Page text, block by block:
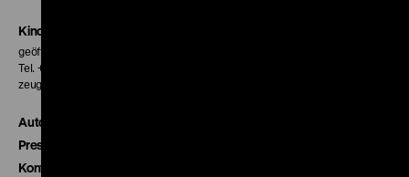
Kinokasse
geöffnet 30 Minuten vor Beginn der ersten Vorstellung
Tel. + 49 30 20304-770
zeughauskino@dhm.de
Autor*innen
Presse
Kontakt